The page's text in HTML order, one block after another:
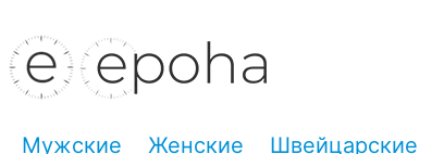
Мужские Женские Швейцарские